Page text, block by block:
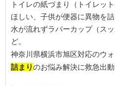
トイレの紙づまり（トイレッ
ほしい、子供が便器に異物を
水が流れずラバーカップ（ス
ど。
神奈川県横浜市旭区対応のウ
詰まりのお悩み解決に救急出動